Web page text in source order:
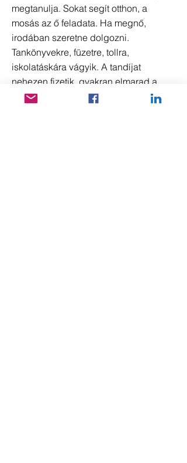
megtanulja. Sokat segít otthon, a
mosás az ő feladata. Ha megnő,
irodában szeretne dolgozni.
Tankönyvekre, füzetre, tollra,
iskolatáskára vágyik. A tandíjat
nehezen fizetik, gyakran elmarad a
fizetés.